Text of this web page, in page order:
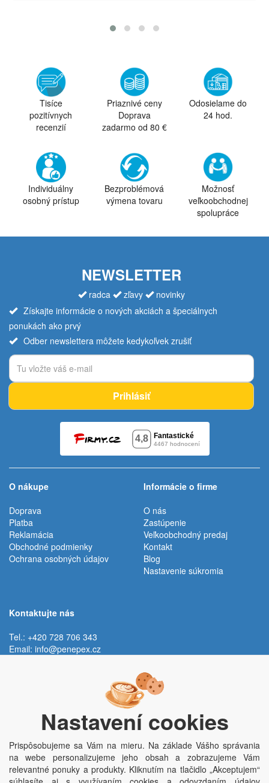
Tisíce
pozitívnych
recenzií
Priaznivé ceny
Doprava
zadarmo od 80 €
Odosielame do
24 hod.
Individuálny
osobný prístup
Bezproblémová
výmena tovaru
Možnosť
veľkoobchodnej
spolupráce
NEWSLETTER
radca zľavy
novinky
Získajte informácie o nových akciách a špeciálnych
ponukách ako prvý
Odber newslettera môžete kedykoľvek zrušiť
Prihlásiť
O nákupe
Doprava
Platba
Reklamácia
Obchodné podmienky
Ochrana osobných údajov
Informácie o firme
O nás
Zastúpenie
Veľkoobchodný predaj
Kontakt
Blog
Nastavenie súkromia
Kontaktujte nás
Tel.: +420 728 706 343
Email: info@penepex.cz
Trávník 2076, 686 03 Staré Město
Nastavení cookies
Prispôsobujeme sa Vám na mieru. Na základe Vášho správania
na webe personalizujeme jeho obsah a zobrazujeme Vám
relevantné ponuky a produkty. Kliknutím na tlačidlo „Akceptujem“